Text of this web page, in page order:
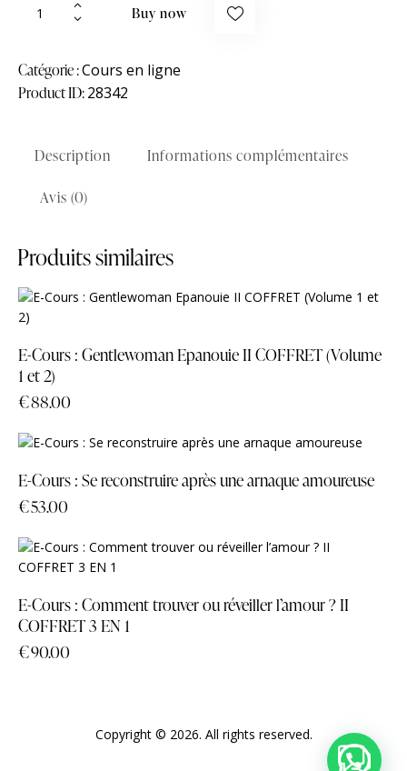
Learning
Femme
d’enfer
Buy now
Catégorie :Cours en ligne
Product ID:28342
Description Informations complémentaires
Avis (0)
Produits similaires
E-Cours : Gentlewoman Epanouie II COFFRET (Volume
1 et 2)
€88.00
E-Cours : Se reconstruire après une arnaque amoureuse
€53.00
E-Cours : Comment trouver ou réveiller l’amour ? II
COFFRET 3 EN 1
€90.00
Copyright © 2026. All rights reserved.